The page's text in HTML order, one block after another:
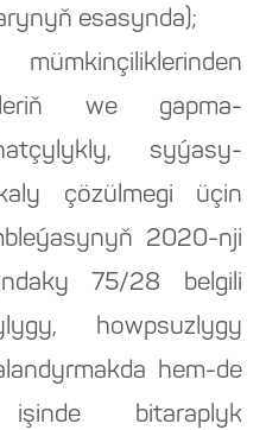
esasynda);
we gapma-
syýasy-
çözülmegi üçin
2020-nji
75/28 belgili
howpsuzlygy
hem-de
bitaraplyk